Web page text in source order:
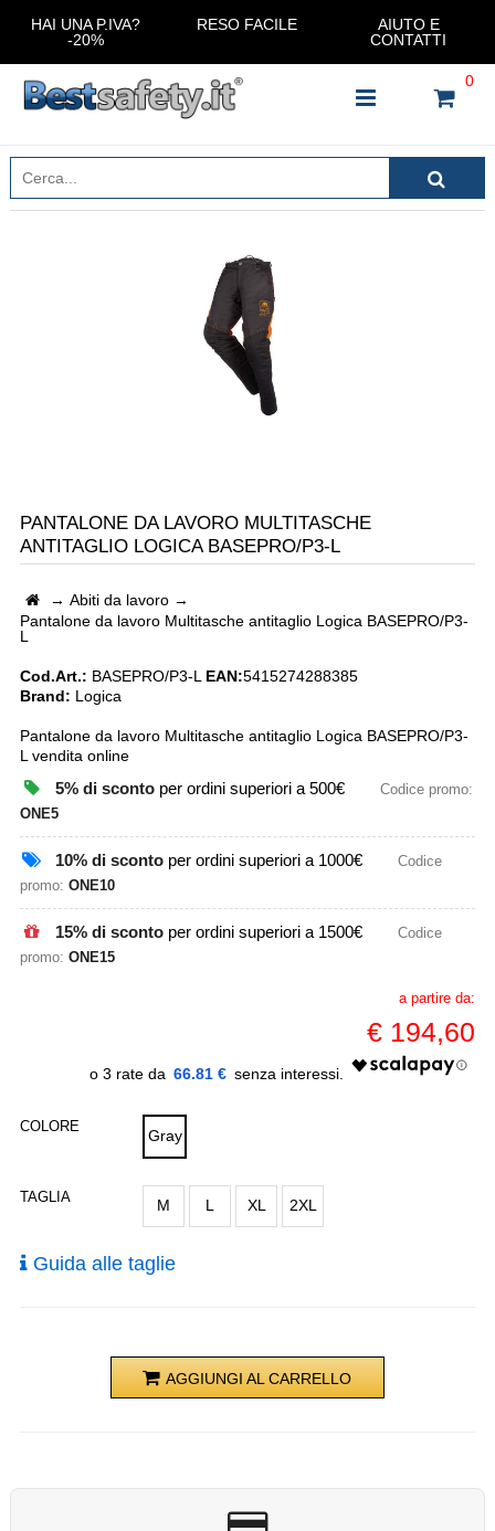
HAI UNA P.IVA?
-20%
RESO FACILE
AIUTO E
CONTATTI
0
INSERISCI IL NOME DEL PRODOTTO CHE STAI
CERCANDO
CHIUDI RICERCA
PANTALONE DA LAVORO MULTITASCHE
ANTITAGLIO LOGICA BASEPRO/P3-L
→ Abiti da lavoro→
Pantalone da lavoro Multitasche antitaglio Logica BASEPRO/P3-
L
Cod.Art.: BASEPRO/P3-L EAN:5415274288385
Brand: Logica
Pantalone da lavoro Multitasche antitaglio Logica BASEPRO/P3-
L vendita online
5% di scontoper ordini superiori a 500€
Codice promo:
ONE5
10% di scontoper ordini superiori a 1000€
Codice
promo: ONE10
15% di scontoper ordini superiori a 1500€
Codice
promo: ONE15
a partire da:
€ 194,60
66.81 €
COLORE Gray
TAGLIA M L XL 2XL
Guida alle taglie
AGGIUNGI AL CARRELLO